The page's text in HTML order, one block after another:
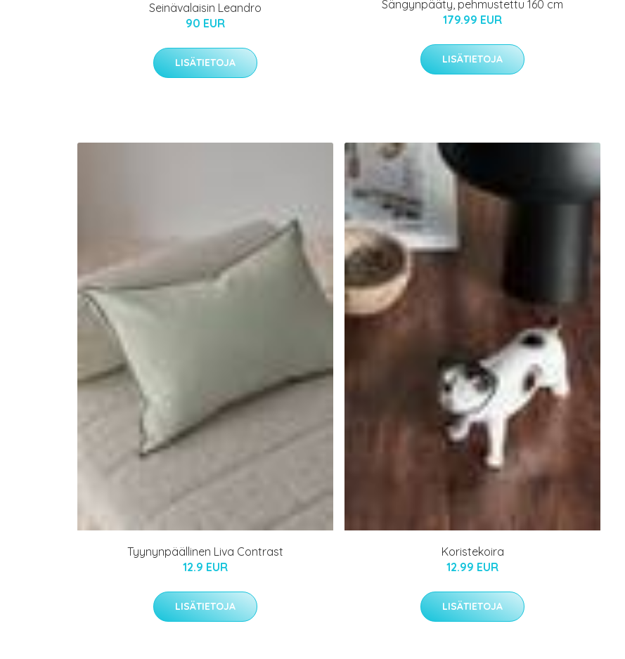
Seinävalaisin Leandro
90 EUR
LISÄTIETOJA
Sängynpääty, pehmustettu 160 cm
179.99 EUR
LISÄTIETOJA
Tyynynpäällinen Liva Contrast
12.9 EUR
LISÄTIETOJA
Koristekoira
12.99 EUR
LISÄTIETOJA